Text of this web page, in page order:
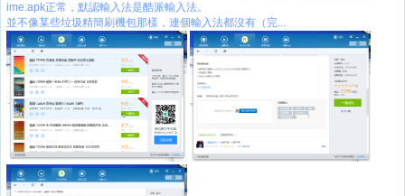
ime.apk正常，默認輸入法是酷派輸入法。
並不像某些垃圾精簡刷機包那樣，連個輸入法都沒有（完...